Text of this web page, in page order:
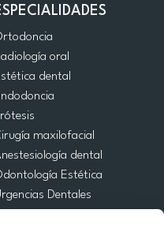
oral
dental
maxilofacial
dental
Estética
Dentales